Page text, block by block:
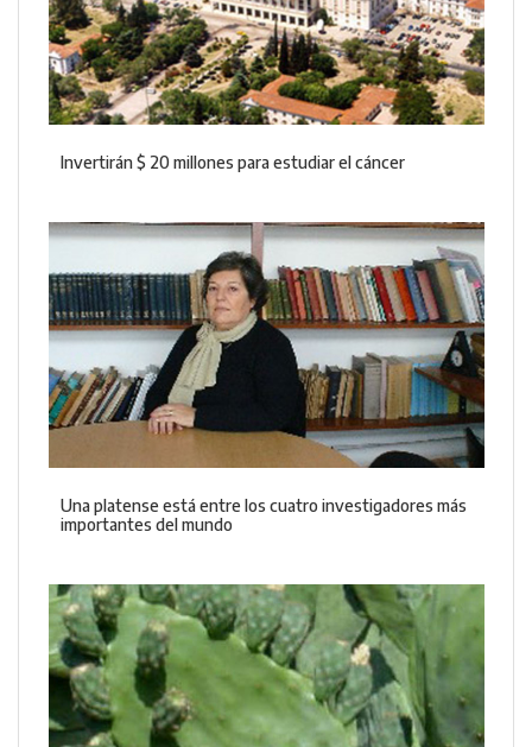
Invertirán $ 20 millones para estudiar el cáncer
Una platense está entre los cuatro investigadores más
importantes del mundo